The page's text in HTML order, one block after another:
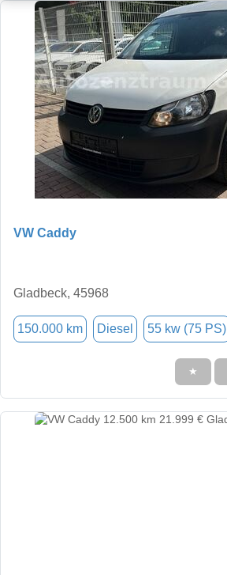
VW Caddy
Gladbeck, 45968
150.000 km Diesel 55 kw (75 PS)
★